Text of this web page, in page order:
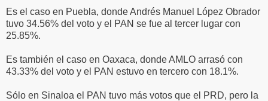
Es el caso en Puebla, donde Andrés Manuel López Obrador
tuvo 34.56% del voto y el PAN se fue al tercer lugar con
25.85%.
Es también el caso en Oaxaca, donde AMLO arrasó con
43.33% del voto y el PAN estuvo en tercero con 18.1%.
Sólo en Sinaloa el PAN tuvo más votos que el PRD, pero la